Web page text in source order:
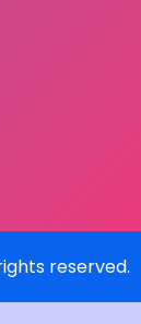
reserved.